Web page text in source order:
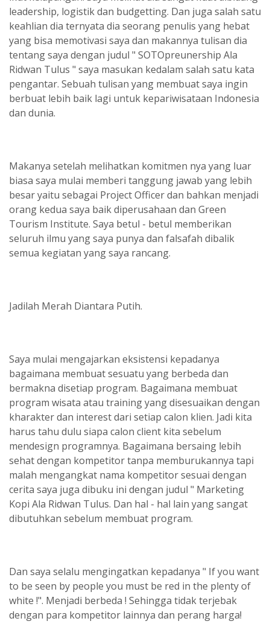
leadership, logistik dan budgetting. Dan juga salah satu
keahlian dia ternyata dia seorang penulis yang hebat
yang bisa memotivasi saya dan makannya tulisan dia
tentang saya dengan judul " SOTOpreunership Ala
Ridwan Tulus " saya masukan kedalam salah satu kata
pengantar. Sebuah tulisan yang membuat saya ingin
berbuat lebih baik lagi untuk kepariwisataan Indonesia
dan dunia.
Makanya setelah melihatkan komitmen nya yang luar
biasa saya mulai memberi tanggung jawab yang lebih
besar yaitu sebagai Project Officer dan bahkan menjadi
orang kedua saya baik diperusahaan dan Green
Tourism Institute. Saya betul - betul memberikan
seluruh ilmu yang saya punya dan falsafah dibalik
semua kegiatan yang saya rancang.
Jadilah Merah Diantara Putih.
Saya mulai mengajarkan eksistensi kepadanya
bagaimana membuat sesuatu yang berbeda dan
bermakna disetiap program. Bagaimana membuat
program wisata atau training yang disesuaikan dengan
kharakter dan interest dari setiap calon klien. Jadi kita
harus tahu dulu siapa calon client kita sebelum
mendesign programnya. Bagaimana bersaing lebih
sehat dengan kompetitor tanpa memburukannya tapi
malah mengangkat nama kompetitor sesuai dengan
cerita saya juga dibuku ini dengan judul " Marketing
Kopi Ala Ridwan Tulus. Dan hal - hal lain yang sangat
dibutuhkan sebelum membuat program.
Dan saya selalu mengingatkan kepadanya " If you want
to be seen by people you must be red in the plenty of
white !". Menjadi berbeda ! Sehingga tidak terjebak
dengan para kompetitor lainnya dan perang harga!